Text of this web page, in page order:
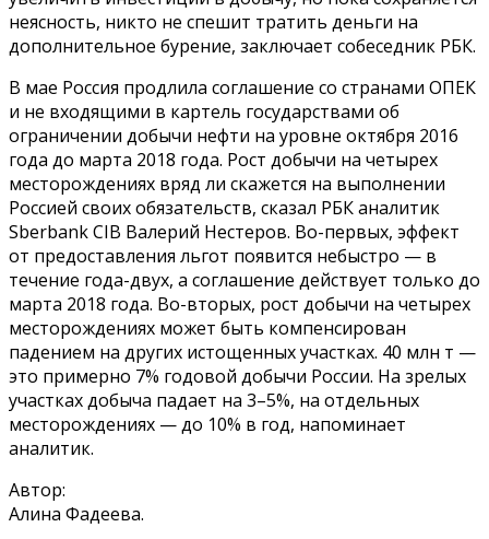
неясность, никто не спешит тратить деньги на
дополнительное бурение, заключает собеседник РБК.
В мае Россия продлила соглашение со странами ОПЕК
и не входящими в картель государствами об
ограничении добычи нефти на уровне октября 2016
года до марта 2018 года. Рост добычи на четырех
месторождениях вряд ли скажется на выполнении
Россией своих обязательств, сказал РБК аналитик
Sberbank CIB Валерий Нестеров. Во-первых, эффект
от предоставления льгот появится небыстро — в
течение года-двух, а соглашение действует только до
марта 2018 года. Во-вторых, рост добычи на четырех
месторождениях может быть компенсирован
падением на других истощенных участках. 40 млн т —
это примерно 7% годовой добычи России. На зрелых
участках добыча падает на 3–5%, на отдельных
месторождениях — до 10% в год, напоминает
аналитик.
Автор:
Алина Фадеева.